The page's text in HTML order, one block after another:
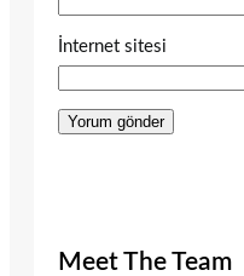
İnternet sitesi
Meet The Team